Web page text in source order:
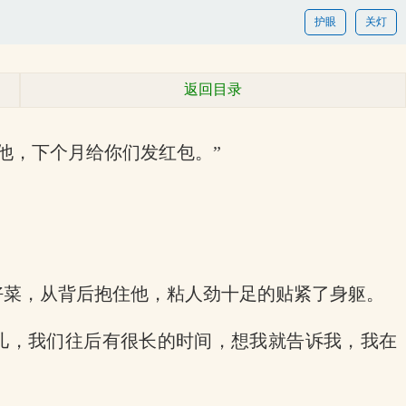
关灯
护眼
返回目录
，下个月给你们发红包。”
，从背后抱住他，粘人劲十足的贴紧了身躯。
我们往后有很长的时间，想我就告诉我，我在